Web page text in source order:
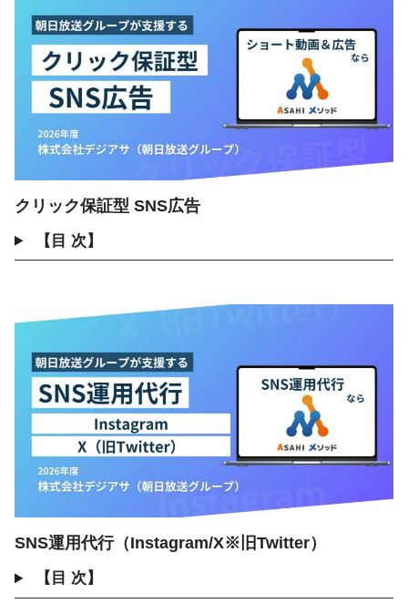
クリック保証型 SNS広告
【目 次】
SNS運用代行（Instagram/X※旧Twitter）
【目 次】